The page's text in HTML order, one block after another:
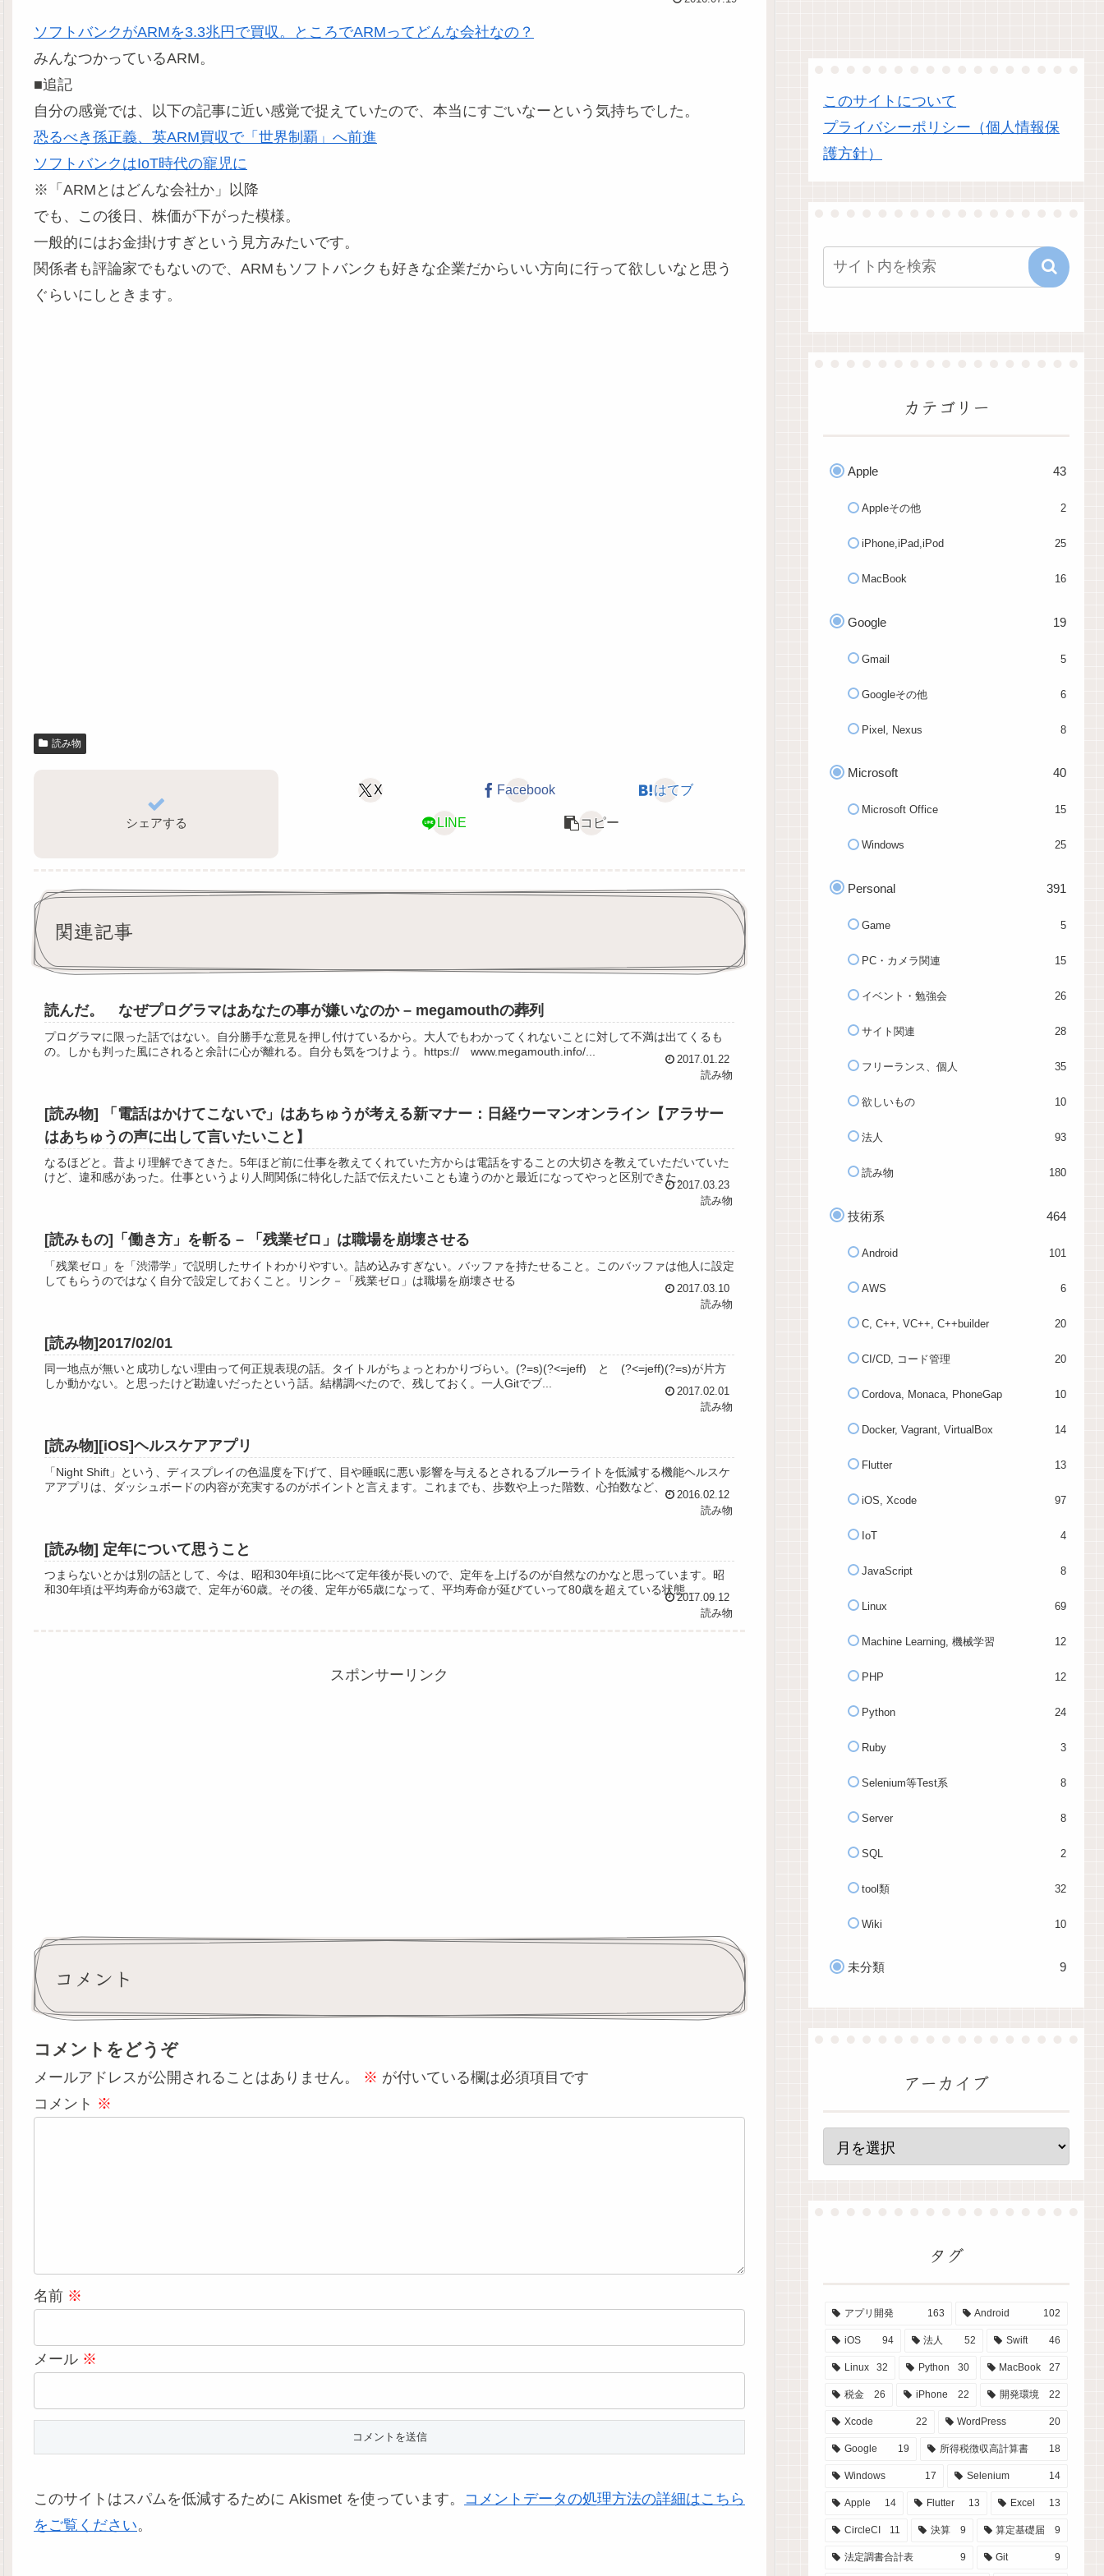
ソフトバンクがARMを3.3兆円で買収。ところでARMってどんな会社なの？
みんなつかっているARM。
■追記
自分の感覚では、以下の記事に近い感覚で捉えていたので、本当にすごいなーという気持ちでした。
恐るべき孫正義、英ARM買収で「世界制覇」へ前進
ソフトバンクはIoT時代の寵児に
※「ARMとはどんな会社か」以降
でも、この後日、株価が下がった模様。
一般的にはお金掛けすぎという見方みたいです。
関係者も評論家でもないので、ARMもソフトバンクも好きな企業だからいい方向に行って欲しいなと思う
ぐらいにしときます。
読み物
シェアする
X Facebook はてブ
LINE コピー
関連記事
読んだ。 なぜプログラマはあなたの事が嫌いなのか – megamouthの葬列
プログラマに限った話ではない。自分勝手な意見を押し付けているから。大人でもわかってくれないことに対して不満は出てくるも
の。しかも判った風にされると余計に心が離れる。自分も気をつけよう。https:// www.megamouth.info/...
2017.01.22
読み物
[読み物] 「電話はかけてこないで」はあちゅうが考える新マナー：日経ウーマンオンライン【アラサー
はあちゅうの声に出して言いたいこと】
なるほどと。昔より理解できてきた。5年ほど前に仕事を教えてくれていた方からは電話をすることの大切さを教えていただいていた
けど、違和感があった。仕事というより人間関係に特化した話で伝えたいことも違うのかと最近になってやっと区別できた。
2017.03.23
読み物
[読みもの]「働き方」を斬る – 「残業ゼロ」は職場を崩壊させる
「残業ゼロ」を「渋滞学」で説明したサイトわかりやすい。詰め込みすぎない。バッファを持たせること。このバッファは他人に設定
してもらうのではなく自分で設定しておくこと。リンク－「残業ゼロ」は職場を崩壊させる
2017.03.10
読み物
[読み物]2017/02/01
同一地点が無いと成功しない理由って何正規表現の話。タイトルがちょっとわかりづらい。(?=s)(?<=jeff) と (?<=jeff)(?=s)が片方
しか動かない。と思ったけど勘違いだったという話。結構調べたので、残しておく。一人Gitでブ...
2017.02.01
読み物
[読み物][iOS]ヘルスケアアプリ
「Night Shift」という、ディスプレイの色温度を下げて、目や睡眠に悪い影響を与えるとされるブルーライトを低減する機能ヘルスケ
アアプリは、ダッシュボードの内容が充実するのがポイントと言えます。これまでも、歩数や上った階数、心拍数など、...
2016.02.12
読み物
[読み物] 定年について思うこと
つまらないとかは別の話として、今は、昭和30年頃に比べて定年後が長いので、定年を上げるのが自然なのかなと思っています。昭
和30年頃は平均寿命が63歳で、定年が60歳。その後、定年が65歳になって、平均寿命が延びていって80歳を超えている状態...
2017.09.12
読み物
スポンサーリンク
コメント
コメントをどうぞ
メールアドレスが公開されることはありません。 ※ が付いている欄は必須項目です
コメント ※
名前 ※
メール ※
このサイトはスパムを低減するために Akismet を使っています。 コメントデータの処理方法の詳細はこちら
をご覧ください。
このサイトについて
プライバシーポリシー（個人情報保
護方針）
カテゴリー
Apple 43
Appleその他 2
iPhone,iPad,iPod 25
MacBook 16
Google 19
Gmail 5
Googleその他 6
Pixel, Nexus 8
Microsoft 40
Microsoft Office 15
Windows 25
Personal 391
Game 5
PC・カメラ関連 15
イベント・勉強会 26
サイト関連 28
フリーランス、個人 35
欲しいもの 10
法人 93
読み物 180
技術系 464
Android 101
AWS 6
C, C++, VC++, C++builder 20
CI/CD, コード管理 20
Cordova, Monaca, PhoneGap 10
Docker, Vagrant, VirtualBox 14
Flutter 13
iOS, Xcode 97
IoT 4
JavaScript 8
Linux 69
Machine Learning, 機械学習 12
PHP 12
Python 24
Ruby 3
Selenium等Test系 8
Server 8
SQL 2
tool類 32
Wiki 10
未分類 9
アーカイブ
タグ
アプリ開発 163 Android 102
iOS 94 法人 52 Swift 46
Linux 32 Python 30 MacBook 27
税金 26 iPhone 22 開発環境 22
Xcode 22 WordPress 20
Google 19 所得税徴収高計算書 18
Windows 17 Selenium 14
Apple 14 Flutter 13 Excel 13
CircleCI 11 決算 9 算定基礎届 9
法定調書合計表 9 Git 9